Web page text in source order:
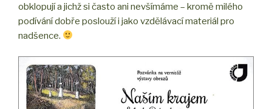
obklopují a jichž si často ani nevšímáme – kromě milého
podívání dobře poslouží i jako vzdělávací materiál pro
nadšence.